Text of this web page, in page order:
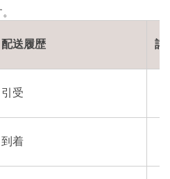
配送履歴 詳
引受
到着